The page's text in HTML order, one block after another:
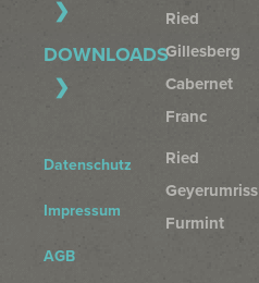
DOWNLOADS
Datenschutz
Impressum
AGB
Ried
Gillesberg
Cabernet
Franc
Ried
Geyerumriss
Furmint